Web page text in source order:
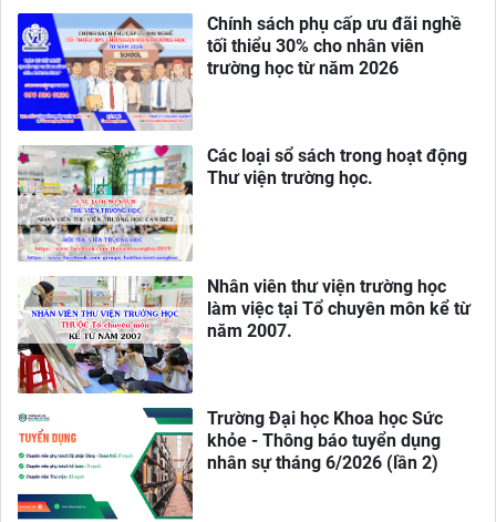
Chính sách phụ cấp ưu đãi nghề
tối thiểu 30% cho nhân viên
trường học từ năm 2026
Các loại sổ sách trong hoạt động
Thư viện trường học.
Nhân viên thư viện trường học
làm việc tại Tổ chuyên môn kể từ
năm 2007.
Trường Đại học Khoa học Sức
khỏe - Thông báo tuyển dụng
nhân sự tháng 6/2026 (lần 2)